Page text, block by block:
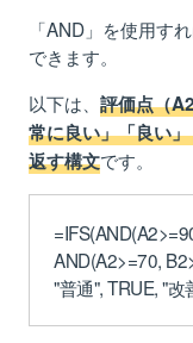
「AND」を使用す
できます。
以下は、 評価点（
常に良い」「良い
返す構文です。
AND(A2>=70,
"普通", TRUE, "改